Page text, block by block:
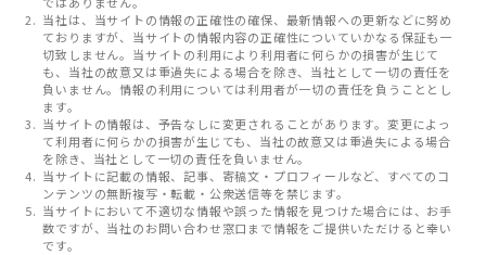
当社は、当サイトの情報の正確性の確保、最新情報への更新などに努め
ておりますが、当サイトの情報内容の正確性についていかなる保証も一
切致しません。当サイトの利用により利用者に何らかの損害が生じて
も、当社の故意又は重過失による場合を除き、当社として一切の責任を
負いません。情報の利用については利用者が一切の責任を負うこととし
ます。
当サイトの情報は、予告なしに変更されることがあります。変更によっ
て利用者に何らかの損害が生じても、当社の故意又は重過失による場合
を除き、当社として一切の責任を負いません。
当サイトに記載の情報、記事、寄稿文・プロフィールなど、すべてのコ
ンテンツの無断複写・転載・公衆送信等を禁じます。
当サイトにおいて不適切な情報や誤った情報を見つけた場合には、お手
数ですが、当社のお問い合わせ窓口まで情報をご提供いただけると幸い
です。